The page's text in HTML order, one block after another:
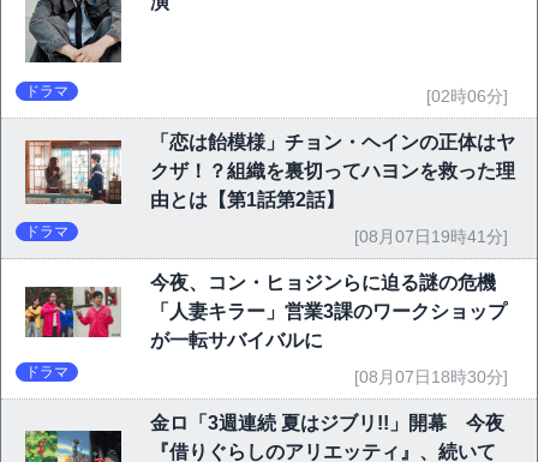
ドラマ [02時06分]
「恋は飴模様」チョン・ヘインの正体はヤ
クザ！？組織を裏切ってハヨンを救った理
由とは【第1話第2話】
ドラマ [08月07日19時41分]
今夜、コン・ヒョジンらに迫る謎の危機
「人妻キラー」営業3課のワークショップ
が一転サバイバルに
ドラマ [08月07日18時30分]
金ロ「3週連続 夏はジブリ!!」開幕 今夜
『借りぐらしのアリエッティ』、続いて